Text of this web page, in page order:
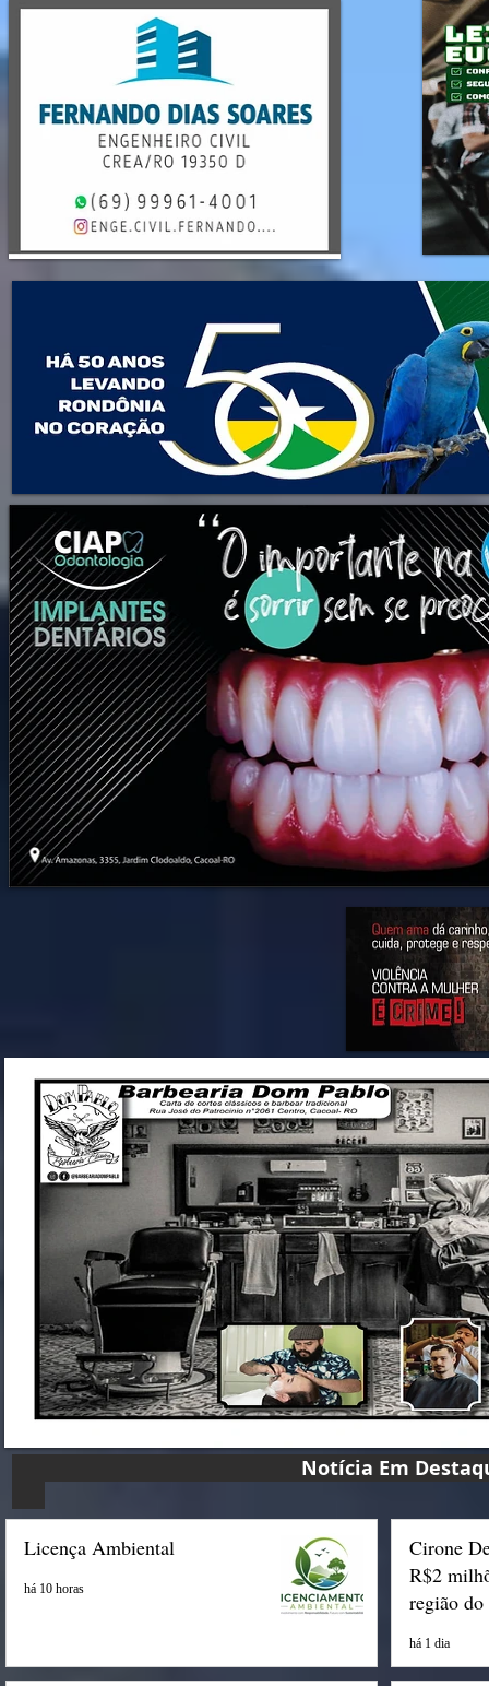
Notícia Em
Licença Ambiental
há 10 horas
Cirone
R$2
região do
há 1 dia